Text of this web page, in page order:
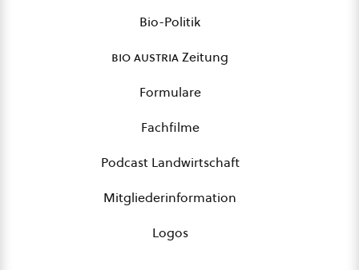
Bio-Politik
bio austriaZeitung
Formulare
Fachfilme
Podcast Landwirtschaft
Mitgliederinformation
Logos